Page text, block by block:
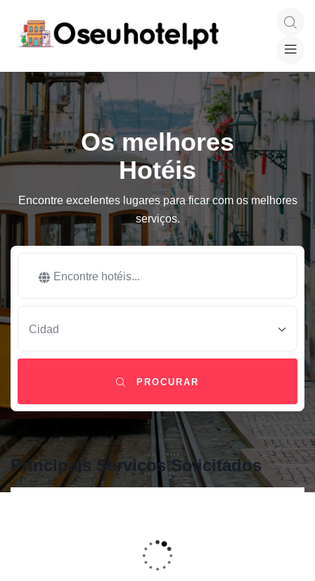
Os melhores
Hotéis
Encontre excelentes lugares para ficar com os melhores
serviços.
PROCURAR
Principais Serviços Solicitados
São Permitidos Animais